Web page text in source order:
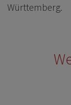
Württemberg.